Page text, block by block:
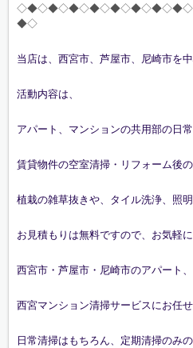
◆◇
当店は、西宮市、芦屋市、尼崎市を
活動内容は、
アパート、マンションの共用部の日常
賃貸物件の空室清掃・リフォーム後の
植栽の雑草抜きや、タイル洗浄、照
お見積もりは無料ですので、お気軽
西宮市・芦屋市・尼崎市のアパート
西宮マンション清掃サービスにお任せ
日常清掃はもちろん、定期清掃のみ